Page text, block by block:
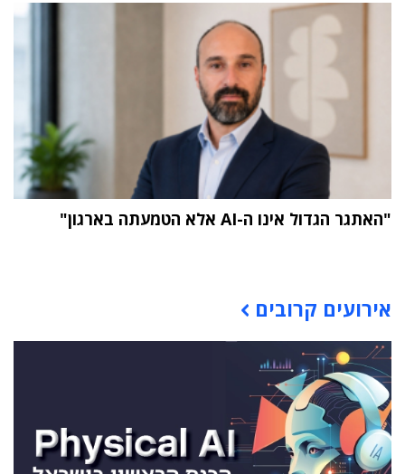
"האתגר הגדול אינו ה-AI אלא הטמעתה בארגון"
אירועים קרובים